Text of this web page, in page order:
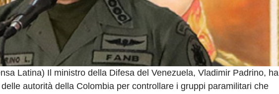
Latina) Il ministro della Difesa del Venezuela, Vladimir Padrino, ha
autorità della Colombia per controllare i gruppi paramilitari che